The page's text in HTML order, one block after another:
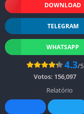
DOWNLOAD
TELEGRAM
WHATSAPP
4.3/5
Votos: 156,097
Relatório